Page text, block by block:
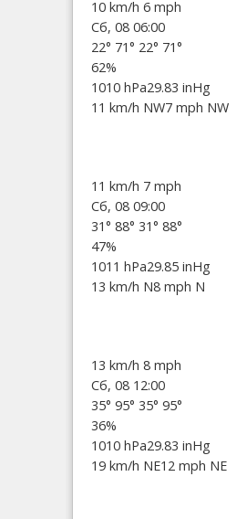
10 km/h 6 mph
Сб, 08 06:00
22° 71° 22° 71°
62%
1010 hPa29.83 inHg
11 km/h NW7 mph NW
11 km/h 7 mph
Сб, 08 09:00
31° 88° 31° 88°
47%
1011 hPa29.85 inHg
13 km/h N8 mph N
13 km/h 8 mph
Сб, 08 12:00
35° 95° 35° 95°
36%
1010 hPa29.83 inHg
19 km/h NE12 mph NE